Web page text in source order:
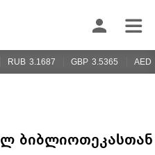
RUB 3.1687 GBP 3.5365 AED
ბიბლიოთეკასთან